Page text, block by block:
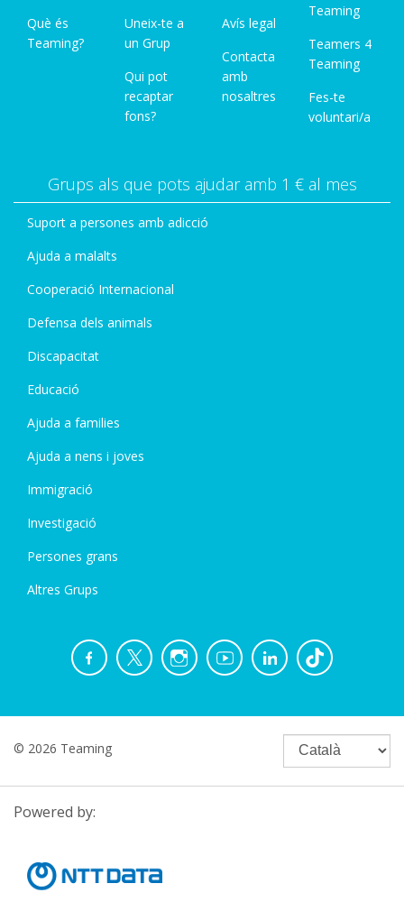
Què és
Teaming?
Uneix-te a
un Grup
Qui pot
recaptar
fons?
Avís legal
Contacta
amb
nosaltres
Teaming
Teamers 4
Teaming
Fes-te
voluntari/a
Grups als que pots ajudar amb 1 € al mes
Suport a persones amb adicció
Ajuda a malalts
Cooperació Internacional
Defensa dels animals
Discapacitat
Educació
Ajuda a families
Ajuda a nens i joves
Immigració
Investigació
Persones grans
Altres Grups
© 2026 Teaming
Powered by: